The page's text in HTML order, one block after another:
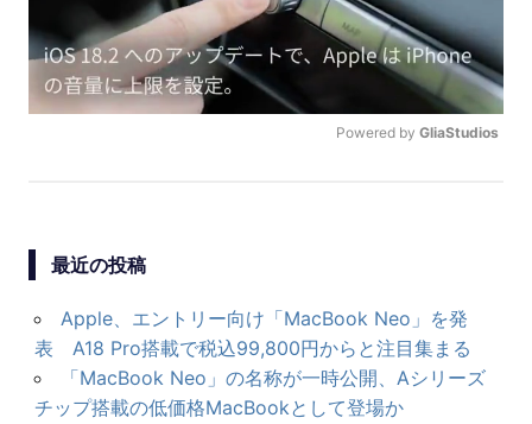
ョ
ン
Powered by GliaStudios
最近の投稿
Apple、エントリー向け「MacBook Neo」を発
表 A18 Pro搭載で税込99,800円からと注目集まる
「MacBook Neo」の名称が一時公開、Aシリーズ
チップ搭載の低価格MacBookとして登場か